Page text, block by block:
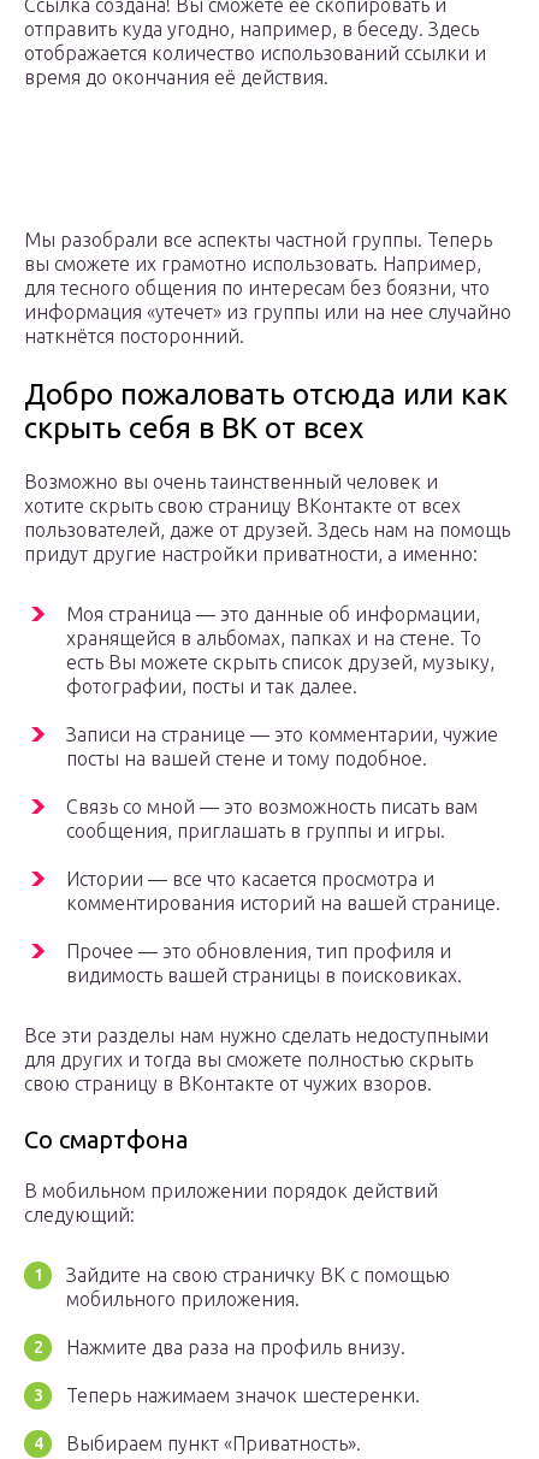
Ссылка создана! Вы сможете ее скопировать и
отправить куда угодно, например, в беседу. Здесь
отображается количество использований ссылки и
время до окончания её действия.
Мы разобрали все аспекты частной группы. Теперь
вы сможете их грамотно использовать. Например,
для тесного общения по интересам без боязни, что
информация «утечет» из группы или на нее случайно
наткнётся посторонний.
Добро пожаловать отсюда или как
скрыть себя в ВК от всех
Возможно вы очень таинственный человек и
хотите скрыть свою страницу ВКонтакте от всех
пользователей, даже от друзей. Здесь нам на помощь
придут другие настройки приватности, а именно:
Моя страница — это данные об информации,
хранящейся в альбомах, папках и на стене. То
есть Вы можете скрыть список друзей, музыку,
фотографии, посты и так далее.
Записи на странице — это комментарии, чужие
посты на вашей стене и тому подобное.
Связь со мной — это возможность писать вам
сообщения, приглашать в группы и игры.
Истории — все что касается просмотра и
комментирования историй на вашей странице.
Прочее — это обновления, тип профиля и
видимость вашей страницы в поисковиках.
Все эти разделы нам нужно сделать недоступными
для других и тогда вы сможете полностью скрыть
свою страницу в ВКонтакте от чужих взоров.
Со смартфона
В мобильном приложении порядок действий
следующий:
Зайдите на свою страничку ВК с помощью
мобильного приложения.
Нажмите два раза на профиль внизу.
Теперь нажимаем значок шестеренки.
Выбираем пункт «Приватность».